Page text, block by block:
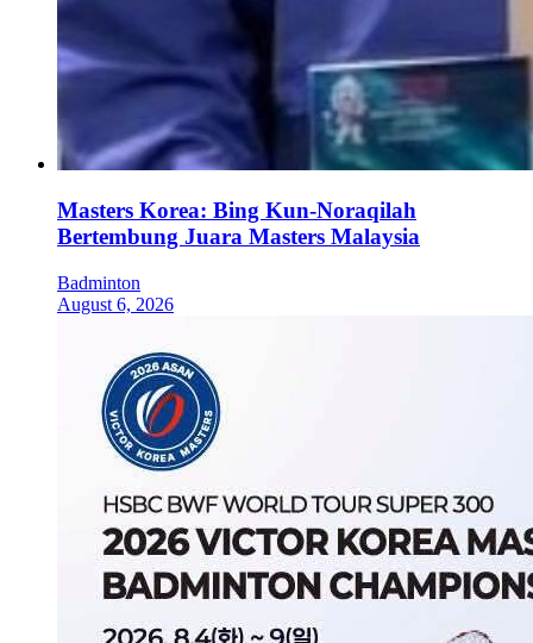
Masters Korea: Bing Kun-Noraqilah
Bertembung Juara Masters Malaysia
Badminton
August 6, 2026